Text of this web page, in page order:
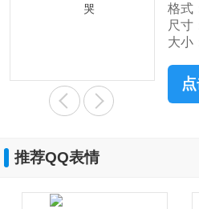
格式
尺寸
大小
推荐QQ表情